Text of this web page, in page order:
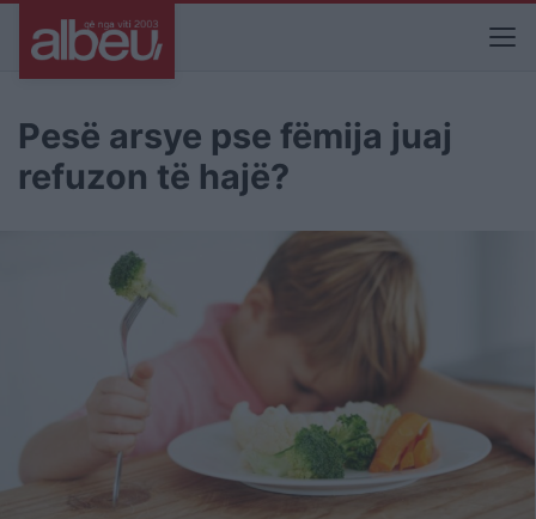
Pesë arsye pse fëmija juaj
refuzon të hajë?